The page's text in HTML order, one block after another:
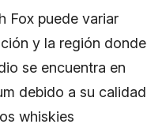
Fox puede variar
y la región donde
se encuentra en
debido a su calidad
whiskies